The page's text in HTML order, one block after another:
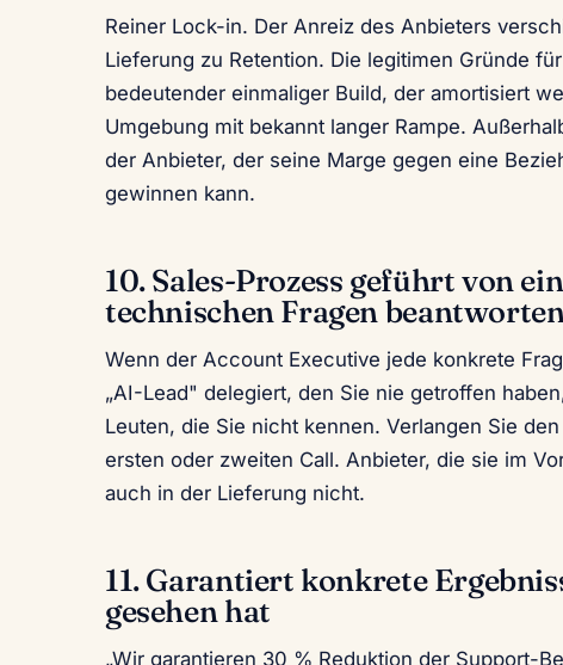
Reiner Lock-in. Der Anreiz des Anbieters
Lieferung zu Retention. Die legitimen Gründe
bedeutender einmaliger Build, der amortisiert
Umgebung mit bekannt langer Rampe.
der Anbieter, der seine Marge gegen eine
gewinnen kann.
10. Sales-Prozess geführt von
technischen Fragen
Wenn der Account Executive jede konkrete
„AI-Lead" delegiert, den Sie nie getroffen
Leuten, die Sie nicht kennen. Verlangen Sie
ersten oder zweiten Call. Anbieter, die sie im
auch in der Lieferung nicht.
11. Garantiert konkrete
gesehen hat
„Wir garantieren 30 % Reduktion der Support-